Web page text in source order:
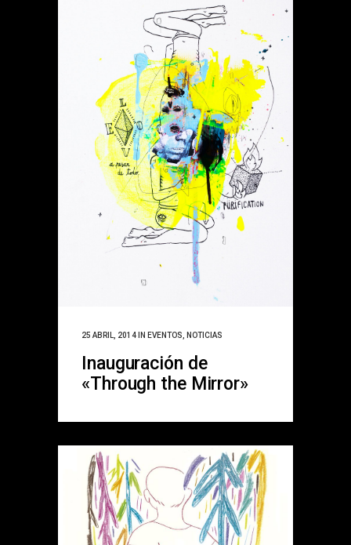
25 ABRIL, 2014 IN EVENTOS NOTICIAS
Inauguración de
«Through the Mirror»